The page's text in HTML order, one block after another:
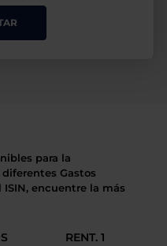
para la
Gastos
encuentre la más
RENT. 1